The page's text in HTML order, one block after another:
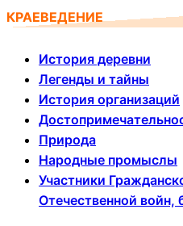
КРАЕВЕДЕНИЕ
История деревни
Легенды и тайны
История организаций
Природа
Народные промыслы
Участники
Отечественной войн,